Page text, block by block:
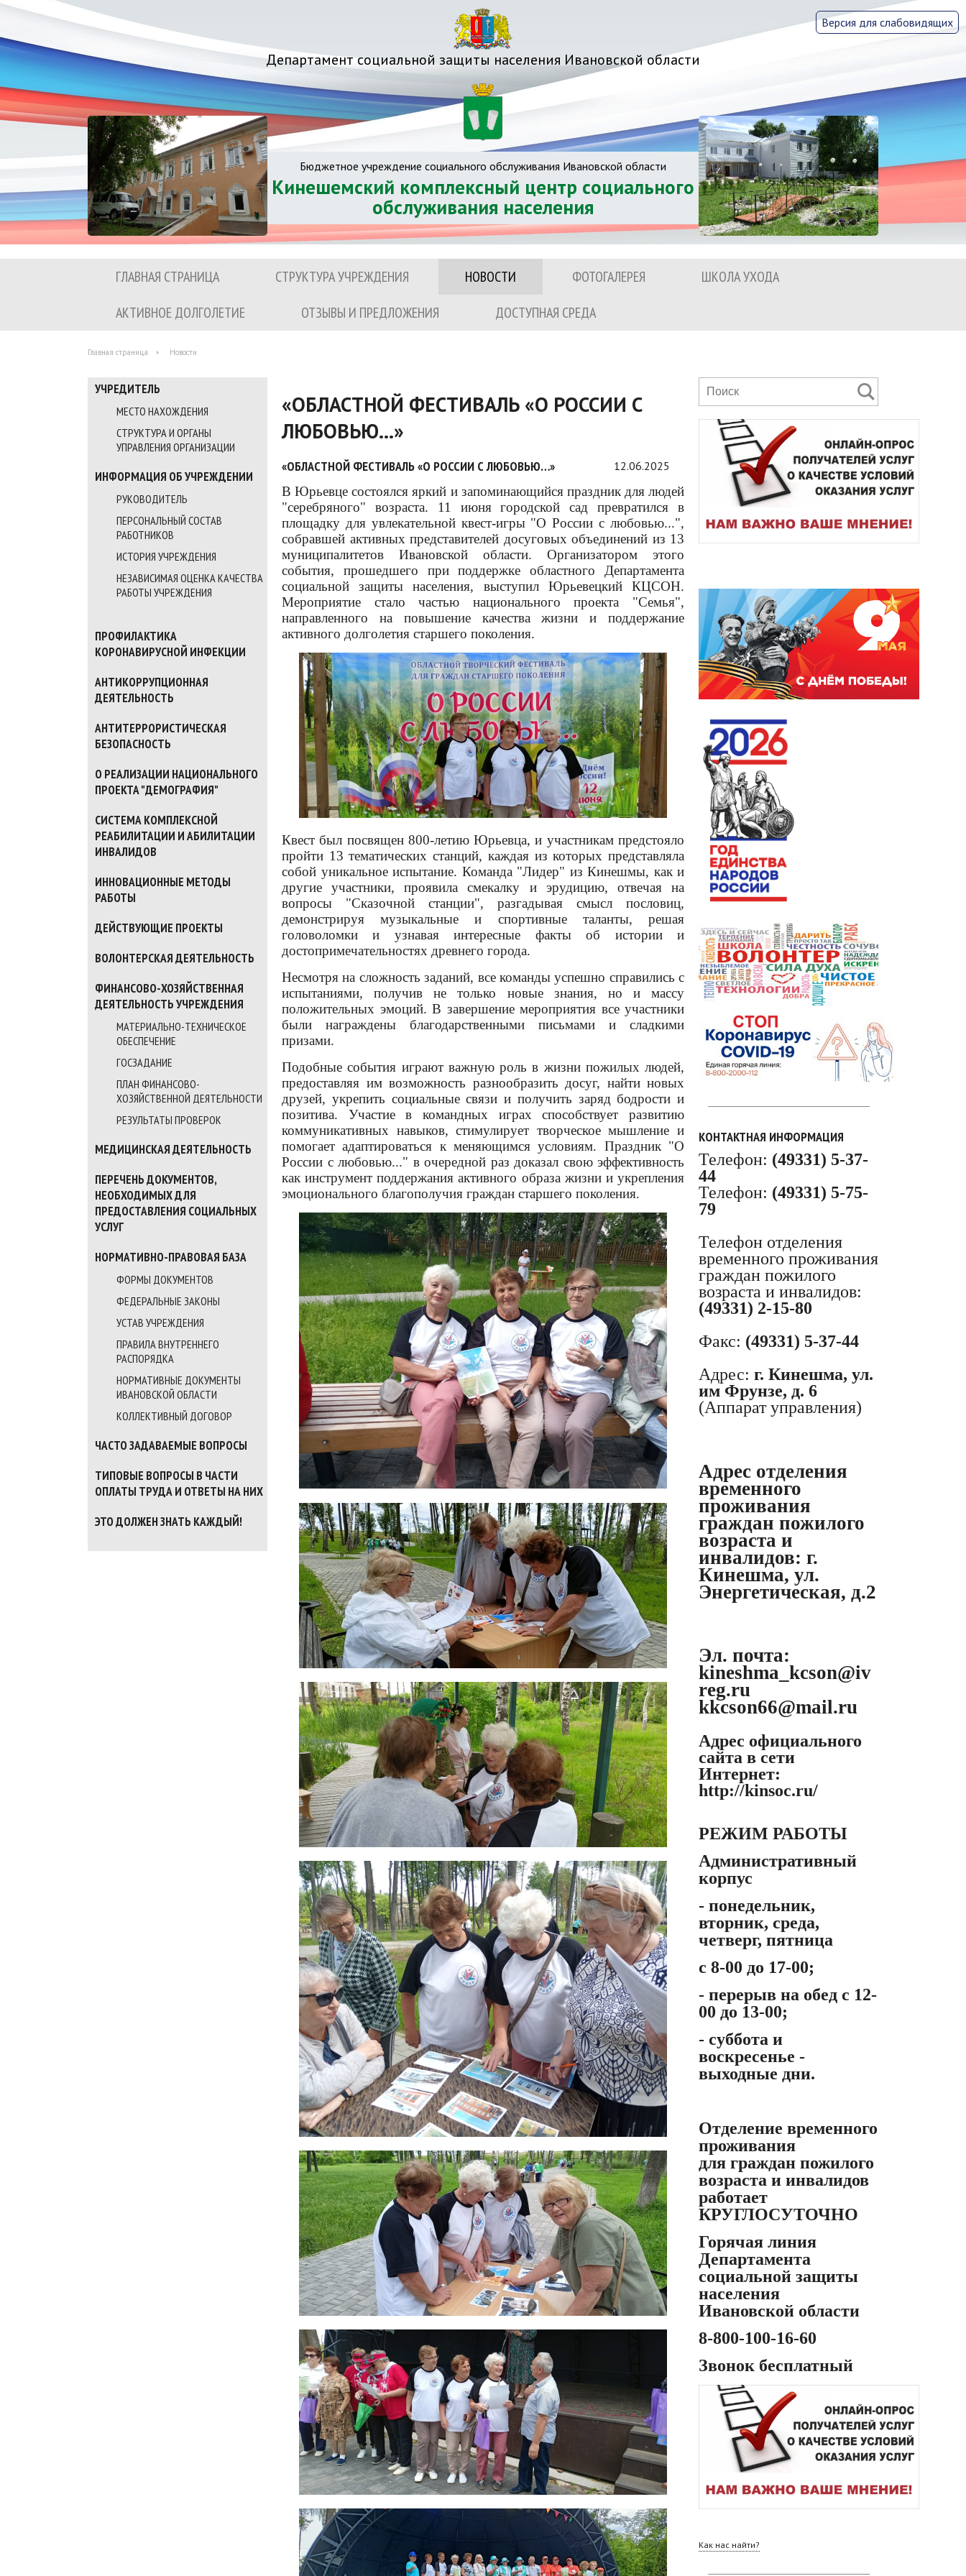
Версия для слабовидящих
Департамент социальной защиты населения Ивановской области
Бюджетное учреждение социального обслуживания Ивановской области
Кинешемский комплексный центр социального
обслуживания населения
ГЛАВНАЯ СТРАНИЦА СТРУКТУРА УЧРЕЖДЕНИЯ НОВОСТИ ФОТОГАЛЕРЕЯ
ШКОЛА УХОДА
АКТИВНОЕ ДОЛГОЛЕТИЕ
ОТЗЫВЫ И ПРЕДЛОЖЕНИЯ ДОСТУПНАЯ СРЕДА
Главная страница Новости
УЧРЕДИТЕЛЬ
МЕСТО НАХОЖДЕНИЯ
СТРУКТУРА И ОРГАНЫ
УПРАВЛЕНИЯ ОРГАНИЗАЦИИ
ИНФОРМАЦИЯ ОБ УЧРЕЖДЕНИИ
РУКОВОДИТЕЛЬ
ПЕРСОНАЛЬНЫЙ СОСТАВ
РАБОТНИКОВ
ИСТОРИЯ УЧРЕЖДЕНИЯ
НЕЗАВИСИМАЯ ОЦЕНКА КАЧЕСТВА
РАБОТЫ УЧРЕЖДЕНИЯ
ПРОФИЛАКТИКА
КОРОНАВИРУСНОЙ ИНФЕКЦИИ
АНТИКОРРУПЦИОННАЯ
ДЕЯТЕЛЬНОСТЬ
АНТИТЕРРОРИСТИЧЕСКАЯ
БЕЗОПАСНОСТЬ
О РЕАЛИЗАЦИИ НАЦИОНАЛЬНОГО
ПРОЕКТА "ДЕМОГРАФИЯ"
СИСТЕМА КОМПЛЕКСНОЙ
РЕАБИЛИТАЦИИ И АБИЛИТАЦИИ
ИНВАЛИДОВ
ИННОВАЦИОННЫЕ МЕТОДЫ
РАБОТЫ
ДЕЙСТВУЮЩИЕ ПРОЕКТЫ
ВОЛОНТЕРСКАЯ ДЕЯТЕЛЬНОСТЬ
ФИНАНСОВО-ХОЗЯЙСТВЕННАЯ
ДЕЯТЕЛЬНОСТЬ УЧРЕЖДЕНИЯ
МАТЕРИАЛЬНО-ТЕХНИЧЕСКОЕ
ОБЕСПЕЧЕНИЕ
ГОСЗАДАНИЕ
ПЛАН ФИНАНСОВО-
ХОЗЯЙСТВЕННОЙ ДЕЯТЕЛЬНОСТИ
РЕЗУЛЬТАТЫ ПРОВЕРОК
МЕДИЦИНСКАЯ ДЕЯТЕЛЬНОСТЬ
ПЕРЕЧЕНЬ ДОКУМЕНТОВ,
НЕОБХОДИМЫХ ДЛЯ
ПРЕДОСТАВЛЕНИЯ СОЦИАЛЬНЫХ
УСЛУГ
НОРМАТИВНО-ПРАВОВАЯ БАЗА
ФОРМЫ ДОКУМЕНТОВ
ФЕДЕРАЛЬНЫЕ ЗАКОНЫ
УСТАВ УЧРЕЖДЕНИЯ
ПРАВИЛА ВНУТРЕННЕГО
РАСПОРЯДКА
НОРМАТИВНЫЕ ДОКУМЕНТЫ
ИВАНОВСКОЙ ОБЛАСТИ
КОЛЛЕКТИВНЫЙ ДОГОВОР
ЧАСТО ЗАДАВАЕМЫЕ ВОПРОСЫ
ТИПОВЫЕ ВОПРОСЫ В ЧАСТИ
ОПЛАТЫ ТРУДА И ОТВЕТЫ НА НИХ
ЭТО ДОЛЖЕН ЗНАТЬ КАЖДЫЙ!
«ОБЛАСТНОЙ ФЕСТИВАЛЬ «О РОССИИ С
ЛЮБОВЬЮ…»
«ОБЛАСТНОЙ ФЕСТИВАЛЬ «О РОССИИ С ЛЮБОВЬЮ…» 12.06.2025
В Юрьевце состоялся яркий и запоминающийся праздник для людей
"серебряного" возраста. 11 июня городской сад превратился в
площадку для увлекательной квест-игры "О России с любовью...",
собравшей активных представителей досуговых объединений из 13
муниципалитетов Ивановской области. Организатором этого
события, прошедшего при поддержке областного Департамента
социальной защиты населения, выступил Юрьевецкий КЦСОН.
Мероприятие стало частью национального проекта "Семья",
направленного на повышение качества жизни и поддержание
активного долголетия старшего поколения.
Квест был посвящен 800-летию Юрьевца, и участникам предстояло
пройти 13 тематических станций, каждая из которых представляла
собой уникальное испытание. Команда "Лидер" из Кинешмы, как и
другие участники, проявила смекалку и эрудицию, отвечая на
вопросы "Сказочной станции", разгадывая смысл пословиц,
демонстрируя музыкальные и спортивные таланты, решая
головоломки и узнавая интересные факты об истории и
достопримечательностях древнего города.
Несмотря на сложность заданий, все команды успешно справились с
испытаниями, получив не только новые знания, но и массу
положительных эмоций. В завершение мероприятия все участники
были награждены благодарственными письмами и сладкими
призами.
Подобные события играют важную роль в жизни пожилых людей,
предоставляя им возможность разнообразить досуг, найти новых
друзей, укрепить социальные связи и получить заряд бодрости и
позитива. Участие в командных играх способствует развитию
коммуникативных навыков, стимулирует творческое мышление и
помогает адаптироваться к меняющимся условиям. Праздник "О
России с любовью..." в очередной раз доказал свою эффективность
как инструмент поддержания активного образа жизни и укрепления
эмоционального благополучия граждан старшего поколения.
КОНТАКТНАЯ ИНФОРМАЦИЯ
Телефон: (49331) 5-37-
44
Телефон: (49331) 5-75-
79
Телефон отделения
временного проживания
граждан пожилого
возраста и инвалидов:
(49331) 2-15-80
Факс: (49331) 5-37-44
Адрес: г. Кинешма, ул.
им Фрунзе, д. 6
(Аппарат управления)
Адрес отделения
временного
проживания
граждан пожилого
возраста и
инвалидов: г.
Кинешма, ул.
Энергетическая, д.2
Эл. почта:
kineshma_kcson@iv
reg.ru
kkcson66@mail.ru
Адрес официального
сайта в сети
Интернет:
http://kinsoc.ru/
РЕЖИМ РАБОТЫ
Административный
корпус
- понедельник,
вторник, среда,
четверг, пятница
с 8-00 до 17-00;
- перерыв на обед с 12-
00 до 13-00;
- суббота и
воскресенье -
выходные дни.
Отделение временного
проживания
для граждан пожилого
возраста и инвалидов
работает
КРУГЛОСУТОЧНО
Горячая линия
Департамента
социальной защиты
населения
Ивановской области
8-800-100-16-60
Звонок бесплатный
Как нас найти?